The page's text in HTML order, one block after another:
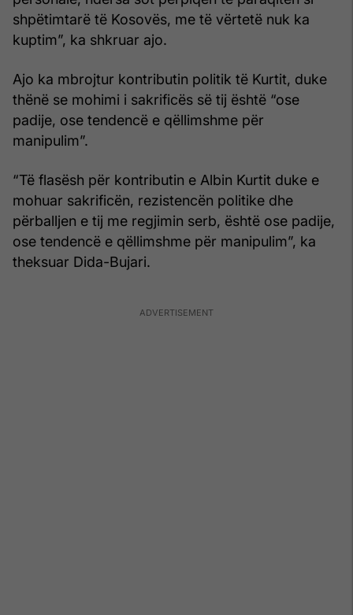
shpëtimtarë të Kosovës, me të vërtetë nuk ka
kuptim”, ka shkruar ajo.
Ajo ka mbrojtur kontributin politik të Kurtit, duke
thënë se mohimi i sakrificës së tij është “ose
padije, ose tendencë e qëllimshme për
manipulim”.
“Të flasësh për kontributin e Albin Kurtit duke e
mohuar sakrificën, rezistencën politike dhe
përballjen e tij me regjimin serb, është ose padije,
ose tendencë e qëllimshme për manipulim”, ka
theksuar Dida-Bujari.